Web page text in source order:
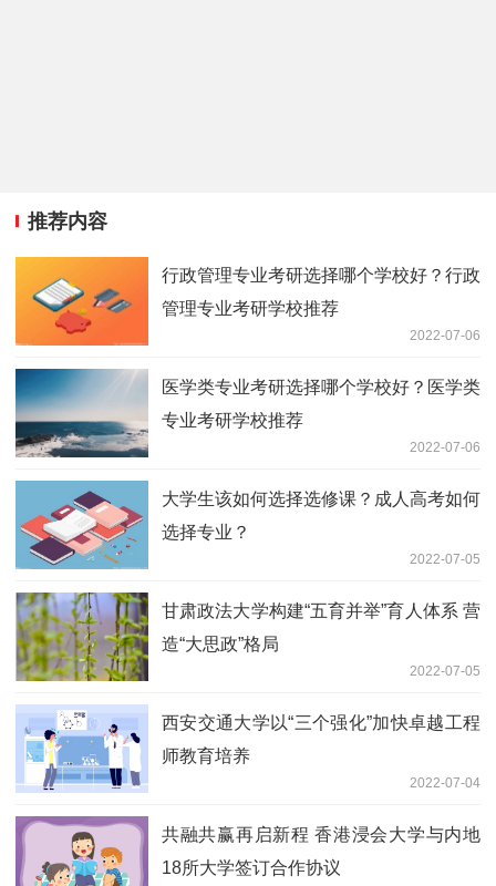
推荐内容
行政管理专业考研选择哪个学校好？行政
管理专业考研学校推荐
2022-07-06
医学类专业考研选择哪个学校好？医学类
专业考研学校推荐
2022-07-06
大学生该如何选择选修课？成人高考如何
选择专业？
2022-07-05
甘肃政法大学构建“五育并举”育人体系 营
造“大思政”格局
2022-07-05
西安交通大学以“三个强化”加快卓越工程
师教育培养
2022-07-04
共融共赢再启新程 香港浸会大学与内地
18所大学签订合作协议